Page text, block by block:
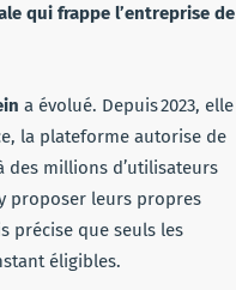
qui frappe l’entreprise de
a évolué. Depuis 2023, elle
la plateforme autorise de
millions d’utilisateurs
proposer leurs propres
précise que seuls les
éligibles.